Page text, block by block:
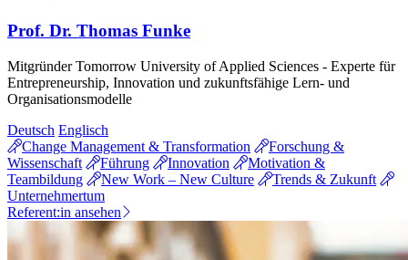
Prof. Dr. Thomas Funke
Mitgründer Tomorrow University of Applied Sciences - Experte für
Entrepreneurship, Innovation und zukunftsfähige Lern- und
Organisationsmodelle
Deutsch Englisch
Change Management & Transformation
Forschung &
Wissenschaft
Führung Innovation
Motivation &
Teambildung
New Work – New Culture
Trends & Zukunft
Unternehmertum
Referent:in ansehen